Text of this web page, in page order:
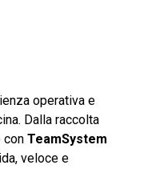
operativa e
Dalla raccolta
con TeamSystem
veloce e